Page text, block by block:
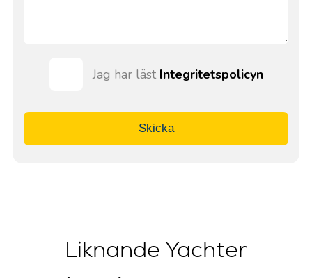
Jag har läst Integritetspolicyn
Skicka
Liknande Yachter